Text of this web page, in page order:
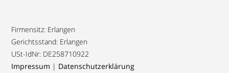
Firmensitz: Erlangen
Gerichtsstand: Erlangen
USt-IdNr: DE258710922
Impressum | Datenschutzerklärung